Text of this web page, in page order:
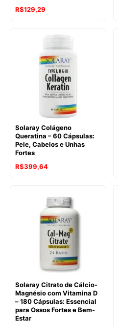
R$129,29
Solaray Colágeno
Queratina – 60 Cápsulas:
Pele, Cabelos e Unhas
Fortes
R$399,64
Solaray Citrato de Cálcio-
Magnésio com Vitamina D
– 180 Cápsulas: Essencial
para Ossos Fortes e Bem-
Estar